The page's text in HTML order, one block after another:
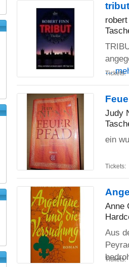
tribut
...
Tickets:
Judy
ein
Tickets:
Anne
Aus
Tickets: